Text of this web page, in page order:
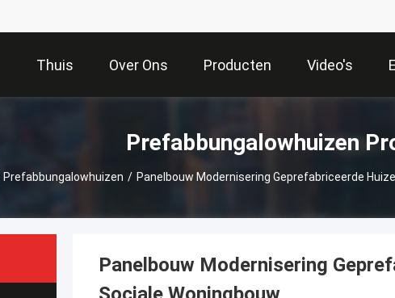
Thuis Over Ons Producten Video's
Prefabbungalowhuizen
Prefabbungalowhuizen / Panelbouw Modernisering Geprefabriceerde
Panelbouw Modernisering